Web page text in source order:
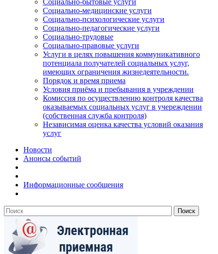
Социально-бытовые услуги
Социально-медицинские услуги
Социально-психологические услуги
Социально-педагогические услуги
Социально-трудовые
Социально-правовые услуги
Услуги в целях повышения коммуникативного
потенциала получателей социальных услуг,
имеющих ограничения жизнедеятельности.
Порядок и время приема
Условия приёма и пребывания в учреждении
Комиссия по осуществлению контроля качества
оказываемых социальных услуг в учереждении
(собственная служба контроля)
Независимая оценка качества условий оказания
услуг
Новости
Анонсы событий
Информационные сообщения